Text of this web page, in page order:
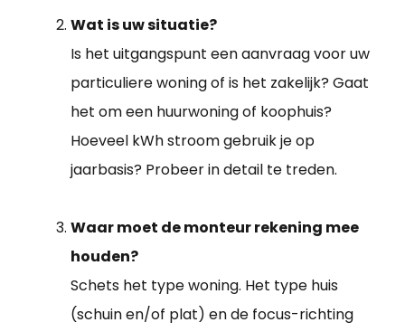
Wat is uw situatie?
Is het uitgangspunt een aanvraag voor uw
particuliere woning of is het zakelijk? Gaat
het om een huurwoning of koophuis?
Hoeveel kWh stroom gebruik je op
jaarbasis? Probeer in detail te treden.
Waar moet de monteur rekening mee
houden?
Schets het type woning. Het type huis
(schuin en/of plat) en de focus-richting